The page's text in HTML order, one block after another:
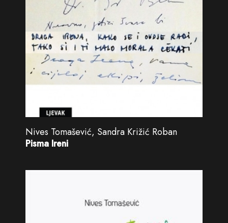
Nives Tomašević, Sandra Križić Roban
Pisma Ireni